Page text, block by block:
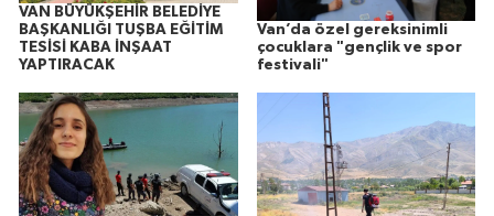
VAN BÜYÜKŞEHİR BELEDİYE
BAŞKANLIĞI TUŞBA EĞİTİM
TESİSİ KABA İNŞAAT
YAPTIRACAK
Van’da özel gereksinimli
çocuklara "gençlik ve spor
festivali"